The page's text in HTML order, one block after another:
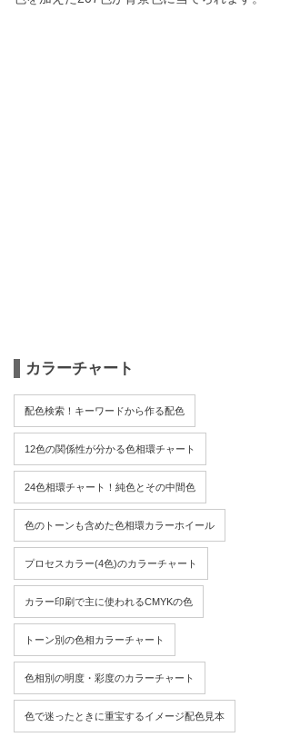
カラーチャート
配色検索！キーワードから作る配色
12色の関係性が分かる色相環チャート
24色相環チャート！純色とその中間色
色のトーンも含めた色相環カラーホイール
プロセスカラー(4色)のカラーチャート
カラー印刷で主に使われるCMYKの色
トーン別の色相カラーチャート
色相別の明度・彩度のカラーチャート
色で迷ったときに重宝するイメージ配色見本